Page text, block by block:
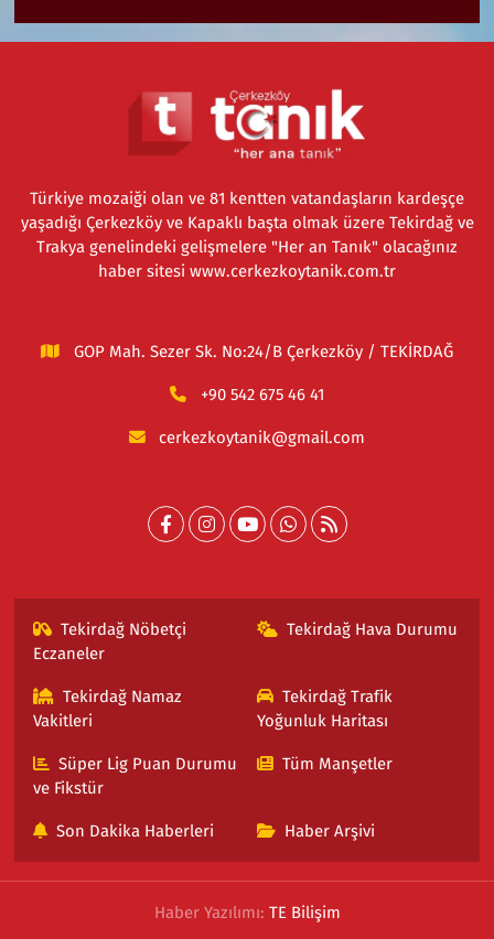
Türkiye mozaiği olan ve 81 kentten vatandaşların kardeşçe
yaşadığı Çerkezköy ve Kapaklı başta olmak üzere Tekirdağ ve
Trakya genelindeki gelişmelere "Her an Tanık" olacağınız
haber sitesi www.cerkezkoytanik.com.tr
GOP Mah. Sezer Sk. No:24/B Çerkezköy / TEKİRDAĞ
+90 542 675 46 41
cerkezkoytanik@gmail.com
Tekirdağ Nöbetçi
Eczaneler
Tekirdağ Hava Durumu
Tekirdağ Namaz
Vakitleri
Tekirdağ Trafik
Yoğunluk Haritası
Süper Lig Puan Durumu
ve Fikstür
Tüm Manşetler
Son Dakika Haberleri Haber Arşivi
Haber Yazılımı: TE Bilişim